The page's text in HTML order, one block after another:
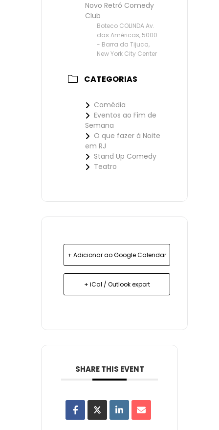
Novo Retrô Comedy
Club
Boteco COLINDA Av.
das Américas, 5000
- Barra da Tijuca,
New York City Center
CATEGORIAS
Comédia
Eventos ao Fim de
Semana
O que fazer à Noite
em RJ
Stand Up Comedy
Teatro
+ Adicionar ao Google Calendar
+ iCal / Outlook export
SHARE THIS EVENT